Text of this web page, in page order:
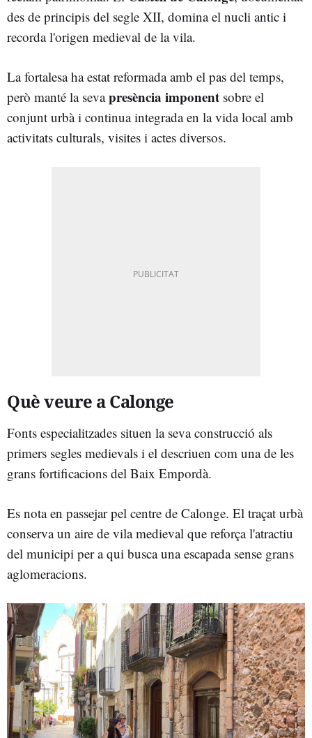
des de principis del segle XII, domina el nucli antic i
recorda l'origen medieval de la vila.
La fortalesa ha estat reformada amb el pas del temps,
però manté la sevapresència imponent sobre el
conjunt urbà i continua integrada en la vida local amb
activitats culturals, visites i actes diversos.
Què veure a Calonge
Fonts especialitzades situen la seva construcció als
primers segles medievals i el descriuen com una de les
grans fortificacions del Baix Empordà.
Es nota en passejar pel centre de Calonge. El traçat urbà
conserva un aire de vila medieval que reforça l'atractiu
del municipi per a qui busca una escapada sense grans
aglomeracions.